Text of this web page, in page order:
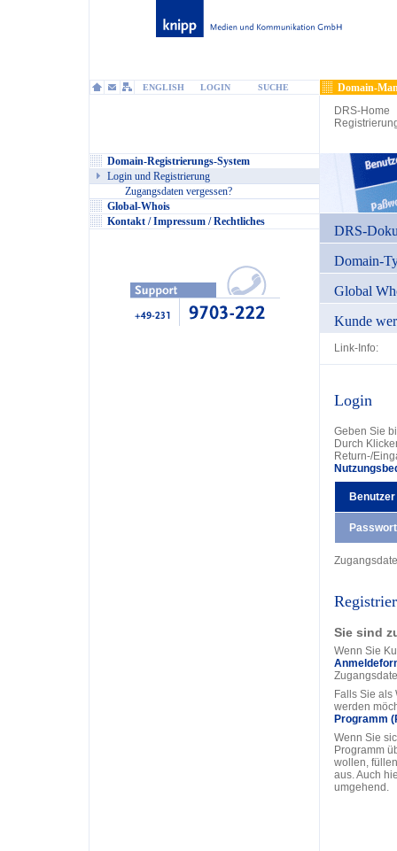
ENGLISH LOGIN SUCHE
Domain-
DRS-Home
Domain-Registrierungs-System
Login und Registrierung
Zugangsdaten vergessen?
Global-Whois
Kontakt / Impressum / Rechtliches
DRS-
Domain-
Global
Kunde
Link-Info:
Login
Geben Sie
Durch
Return-/
Benutzer
Passwort
Sie sind
Wenn Sie
Falls Sie als
werden
Programm
Wenn Sie
Programm
wollen,
aus. Auch
umgehend.